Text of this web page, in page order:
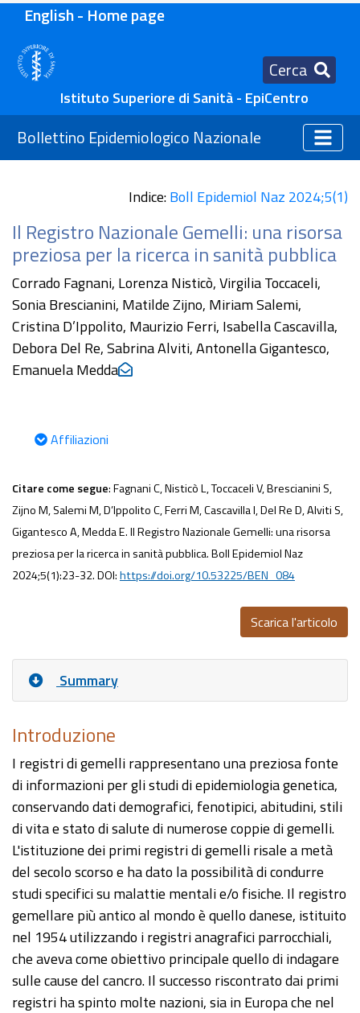
English - Home page
Cerca
Istituto Superiore di Sanità - EpiCentro
Bollettino Epidemiologico Nazionale
Indice:Boll Epidemiol Naz 2024;5(1)
Il Registro Nazionale Gemelli: una risorsa
preziosa per la ricerca in sanità pubblica
Corrado Fagnani, Lorenza Nisticò, Virgilia Toccaceli,
Sonia Brescianini, Matilde Zijno, Miriam Salemi,
Cristina D’Ippolito, Maurizio Ferri, Isabella Cascavilla,
Debora Del Re, Sabrina Alviti, Antonella Gigantesco,
Emanuela Medda
Affiliazioni
Citare come segue: Fagnani C, Nisticò L, Toccaceli V, Brescianini S,
Zijno M, Salemi M, D’Ippolito C, Ferri M, Cascavilla I, Del Re D, Alviti S,
Gigantesco A, Medda E. II Registro Nazionale Gemelli: una risorsa
preziosa per la ricerca in sanità pubblica. Boll Epidemiol Naz
2024;5(1):23-32. DOI:https://doi.org/10.53225/BEN_084
Scarica l'articolo
Summary
Introduzione
I registri di gemelli rappresentano una preziosa fonte
di informazioni per gli studi di epidemiologia genetica,
conservando dati demografici, fenotipici, abitudini, stili
di vita e stato di salute di numerose coppie di gemelli.
L'istituzione dei primi registri di gemelli risale a metà
del secolo scorso e ha dato la possibilità di condurre
studi specifici su malattie mentali e/o fisiche. Il registro
gemellare più antico al mondo è quello danese, istituito
nel 1954 utilizzando i registri anagrafici parrocchiali,
che aveva come obiettivo principale quello di indagare
sulle cause del cancro. Il successo riscontrato dai primi
registri ha spinto molte nazioni, sia in Europa che nel